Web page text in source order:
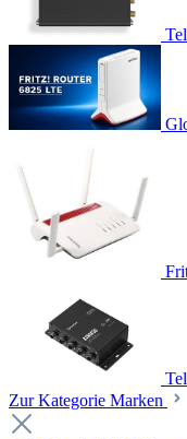
Zur Kategorie Marken